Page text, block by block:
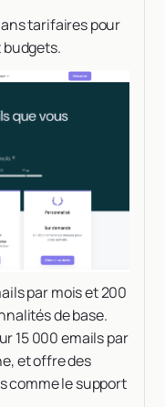
tarifaires pour
par mois et 200
de base.
15 000 emails par
et offre des
comme le support